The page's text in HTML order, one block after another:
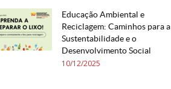
Educação Ambiental e
Reciclagem: Caminhos para a
Sustentabilidade e o
Desenvolvimento Social
10/12/2025